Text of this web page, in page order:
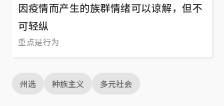
因疫情而产生的族群情绪可以谅解，但不
可轻纵
重点是行为
州选 种族主义 多元社会